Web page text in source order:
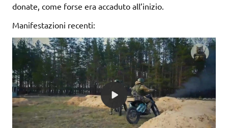
donate, come forse era accaduto all’inizio.
Manifestazioni recenti: